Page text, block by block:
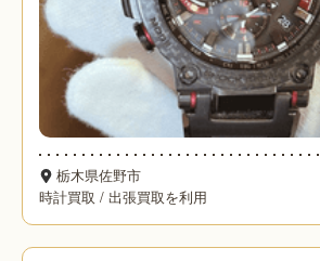
栃木県佐野市
時計買取 / 出張買取を利用